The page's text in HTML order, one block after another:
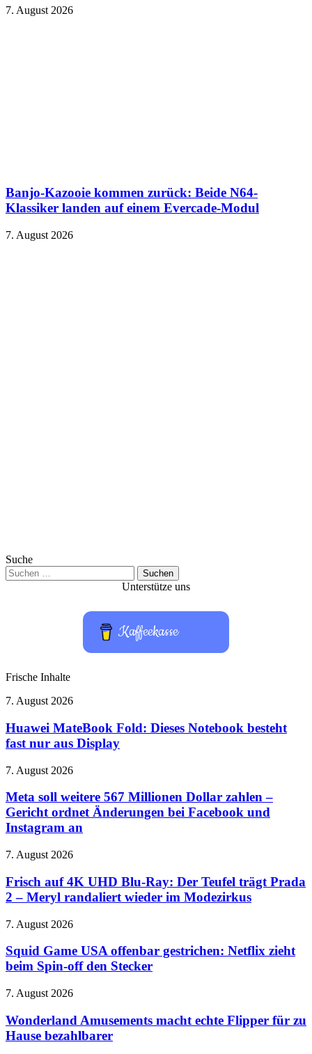
7. August 2026
Banjo-Kazooie kommen zurück: Beide N64-
Klassiker landen auf einem Evercade-Modul
7. August 2026
Suche
Suchen
nach:
Unterstütze uns
Kaffeekasse
Frische Inhalte
Huawei
Fold:
Dieses
Notebook
fast
aus
Display
7. August 2026
Huawei MateBook Fold: Dieses Notebook besteht
fast nur aus Display
Meta
weitere
567
Millionen
Dollar
–
ordnet
Änderungen
Facebook
Instagram
an
7. August 2026
Meta soll weitere 567 Millionen Dollar zahlen –
Gericht ordnet Änderungen bei Facebook und
Instagram an
Frisch
4K
UHD
Blu-
Der
trägt
Prada
–
randaliert
wieder
im
7. August 2026
Frisch auf 4K UHD Blu-Ray: Der Teufel trägt Prada
2 – Meryl randaliert wieder im Modezirkus
Squid
USA
offenbar
gestrichen:
zieht
Spin-
off
7. August 2026
Squid Game USA offenbar gestrichen: Netflix zieht
beim Spin-off den Stecker
Wonderland
macht
echte
Flipper
7. August 2026
Wonderland Amusements macht echte Flipper für zu
Hause bezahlbarer